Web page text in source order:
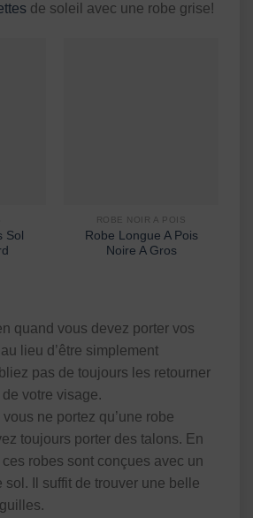
de soleil avec une robe grise!
Sol
ROBE NOIR A POIS
Robe Longue A Pois
Noire A Gros
quand vous devez porter vos
lieu d’être simplement
pas de toujours les retourner
votre visage.
ne portez qu’une robe
toujours porter des talons. En
robes sont conçues avec un
Il suffit de trouver une belle